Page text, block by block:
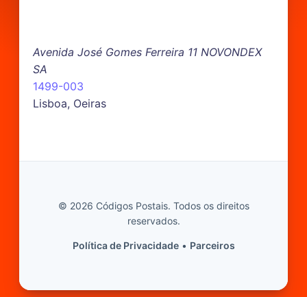
Avenida José Gomes Ferreira 11 NOVONDEX
SA
1499-003
Lisboa, Oeiras
© 2026 Códigos Postais. Todos os direitos
reservados.
Política de Privacidade• Parceiros